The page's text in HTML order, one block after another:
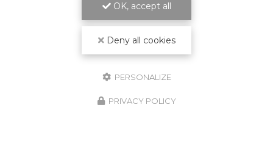
OK, accept all
Deny all cookies
PERSONALIZE
PRIVACY POLICY